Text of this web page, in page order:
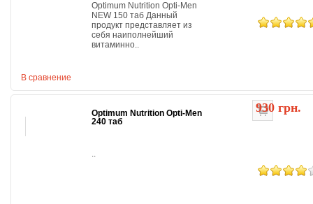
В сравнение
Optimum Nutrition Opti-Men
NEW 150 таб Данный
продукт представляет из
себя наиполнейший
витаминно..
930 грн.
Optimum Nutrition Opti-Men
240 таб
..